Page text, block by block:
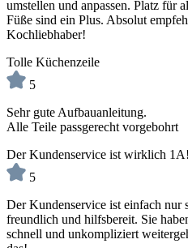
umstellen und anpassen. Platz für
Füße sind ein Plus. Absolut
Kochliebhaber!
Tolle Küchenzeile
5
Sehr gute Aufbauanleitung.
Alle Teile passgerecht vorgebohrt
Der Kundenservice ist wirklich 1A!
5
Der Kundenservice ist einfach nur
freundlich und hilfsbereit. Sie
schnell und unkompliziert